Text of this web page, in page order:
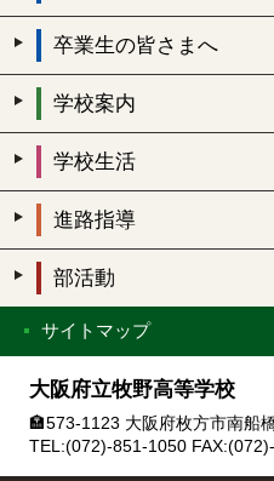
卒業生の皆さまへ
学校案内
学校生活
進路指導
部活動
サイトマップ
大阪府立牧野高等学校
🏣573-1123 大阪府枚方市南船
TEL:(072)-851-1050